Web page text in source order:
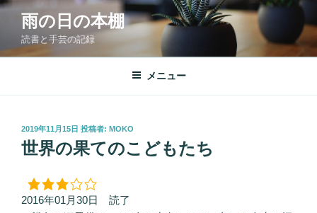
コ
ン
へ
雨の日の本棚
読書と手芸の記録
メニュー
投
稿
日:
2019年11月15日 投稿者: MOKO
世界の果てのこどもたち
2016年01月30日 読了